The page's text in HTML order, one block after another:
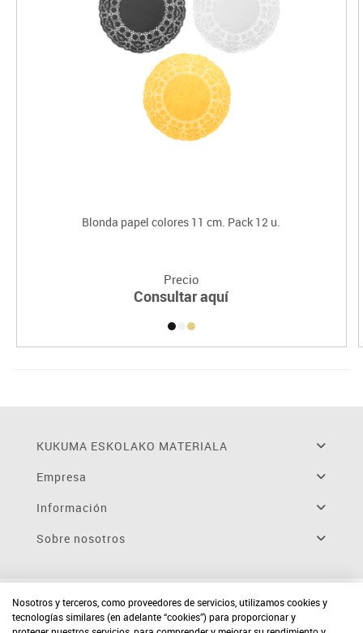
Blonda papel colores 11 cm. Pack 12 u.
Precio
Consultar aquí
KUKUMA ESKOLAKO MATERIALA
Empresa
Información
Sobre nosotros
Nosotros y terceros, como proveedores de servicios, utilizamos cookies y
tecnologías similares (en adelante “cookies”) para proporcionar y